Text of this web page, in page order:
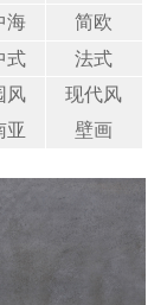
海
简欧
式
法式
风
现代风
亚 壁画